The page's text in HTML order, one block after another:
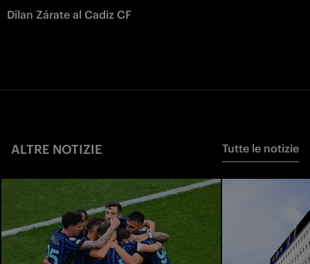
Dilan Zárate al Cadiz CF
ALTRE NOTIZIE Tutte le notizie